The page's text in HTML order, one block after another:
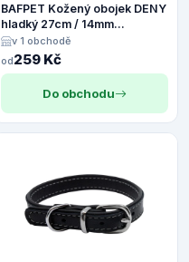
BAFPET Kožený obojek DENY
hladký 27cm / 14mm
tyrkysová
v 1 obchodě
od259 Kč
Do obchodu